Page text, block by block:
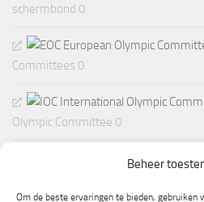
Beheer
Om de beste ervaringen te bieden, gebruiken
schermbond 0
Committees 0
Olympic Committee 0